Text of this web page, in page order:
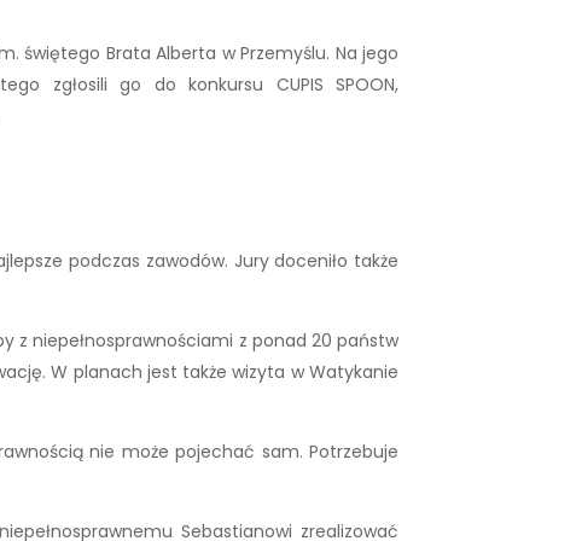
świętego Brata Alberta w Przemyślu. Na jego
zgłosili go do konkursu CUPIS SPOON,
podczas zawodów. Jury doceniło także
z niepełnosprawnościami z ponad 20 państw
W planach jest także wizyta w Watykanie
nie może pojechać sam. Potrzebuje
Sebastianowi zrealizować